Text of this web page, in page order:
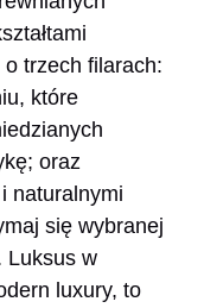
trzech filarach:
które
oraz
naturalnymi
się wybranej
Luksus w
luxury, to